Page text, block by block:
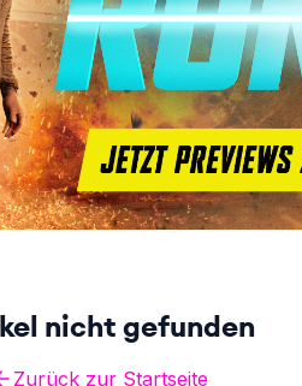
nicht gefunden
Zurück zur Startseite